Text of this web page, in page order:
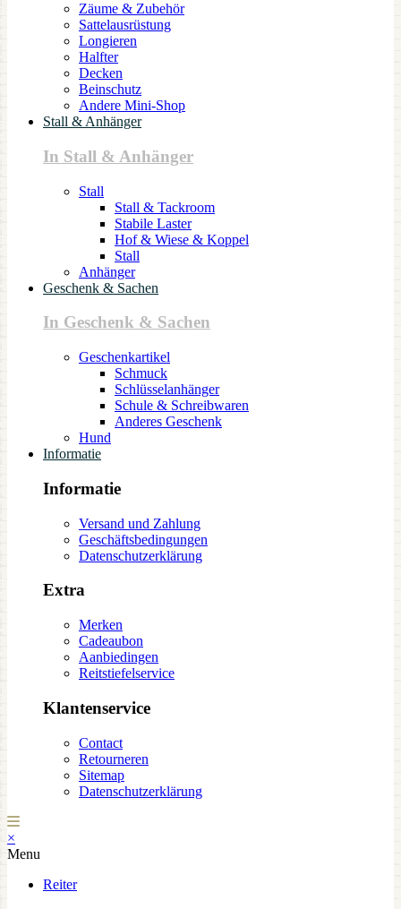
Zäume & Zubehör
Sattelausrüstung
Longieren
Halfter
Decken
Beinschutz
Andere Mini-Shop
Stall & Anhänger
In Stall & Anhänger
Stall
Stall & Tackroom
Stabile Laster
Hof & Wiese & Koppel
Stall
Anhänger
Geschenk & Sachen
In Geschenk & Sachen
Geschenkartikel
Schmuck
Schlüsselanhänger
Schule & Schreibwaren
Anderes Geschenk
Hund
Informatie
Informatie
Versand und Zahlung
Geschäftsbedingungen
Datenschutzerklärung
Extra
Merken
Cadeaubon
Aanbiedingen
Reitstiefelservice
Klantenservice
Contact
Retourneren
Sitemap
Datenschutzerklärung
×
Menu
Reiter